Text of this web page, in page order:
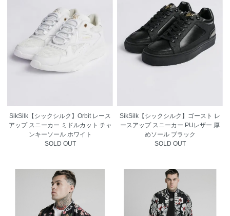
SikSilk【シックシルク】Orbit レース
アップ スニーカー ミドルカット チャ
ンキーソール ホワイト
SOLD OUT
SikSilk【シックシルク】ゴースト レ
ースアップ スニーカー PUレザー 厚
めソール ブラック
SOLD OUT